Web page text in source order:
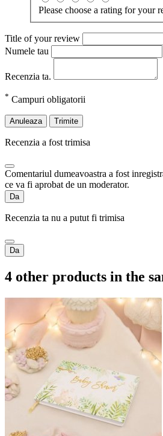
Please choose a rating for your
Title of your review
Numele tau
Recenzia ta.
* Campuri obligatorii
Anuleaza Trimite
Recenzia a fost trimisa
Comentariul dumeavoastra a fost
ce va fi aprobat de un moderator.
Da
Recenzia ta nu a putut fi trimisa
Da
4 other products in the